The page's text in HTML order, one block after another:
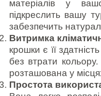
матеріалів у
підкреслить вашу
забезпечить
Витримка
крошки є її
без втрати
розташована у
Простота